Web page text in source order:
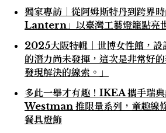
獨家專訪｜從阿姆斯特丹到跨界
Lantern」以臺灣工藝燈籠點亮
2025大阪特輯｜世博女性館，設
的潛力尚未發揮，這次是非常好
發現解決的線索。」
多此一舉才有趣！IKEA 攜手瑞
Westman 推限量系列，童趣線
餐具燈飾